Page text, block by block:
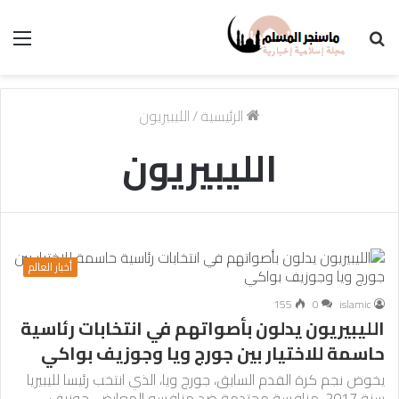
الرئيسية/الليبيريون
الليبيريون
أخبار العالم
islamic
0
155
الليبيريون يدلون بأصواتهم في انتخابات رئاسية
حاسمة للاختيار بين جورج ويا وجوزيف بواكي
يخوض نجم كرة القدم السابق، جورج ويا، الذي انتخب رئيسا لليبيريا